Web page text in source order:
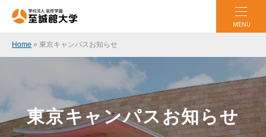
MENU
Home » 東京キャンパスお知らせ
東京キャンパスお知らせ